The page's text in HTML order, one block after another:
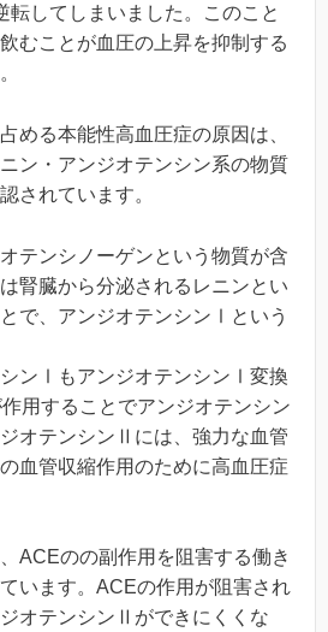
転してしまいました。このこと
むことが血圧の上昇を抑制する
める本能性高血圧症の原因は、
ン・アンジオテンシン系の物質
されています。
テンシノーゲンという物質が含
腎臓から分泌されるレニンとい
で、アンジオテンシンⅠという
シンⅠもアンジオテンシンⅠ変換
用することでアンジオテンシン
オテンシンⅡには、強力な血管
血管収縮作用のために高血圧症
ACEのの副作用を阻害する働き
います。ACEの作用が阻害され
オテンシンⅡができにくくな